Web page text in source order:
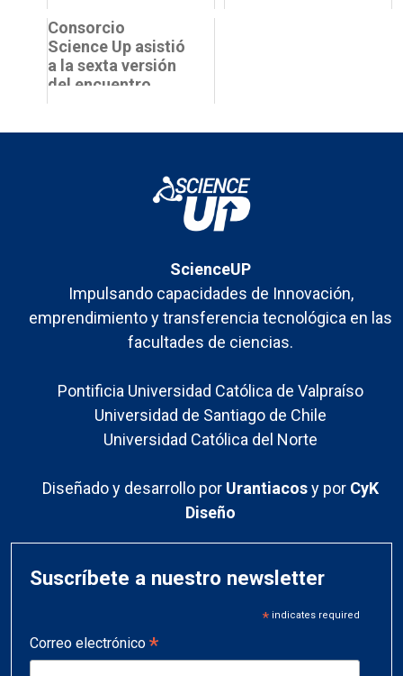
Consorcio
Science Up asistió
a la sexta versión
del encuentro
ScienceUP
Impulsando capacidades de Innovación,
emprendimiento y transferencia tecnológica en las
facultades de ciencias.
Pontificia Universidad Católica de Valpraíso
Universidad de Santiago de Chile
Universidad Católica del Norte
Diseñado y desarrollo por Urantiacosy por CyK
Diseño
Suscríbete a nuestro newsletter
*indicates required
Correo electrónico *